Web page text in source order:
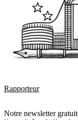
Rapporteur
Notre newsletter